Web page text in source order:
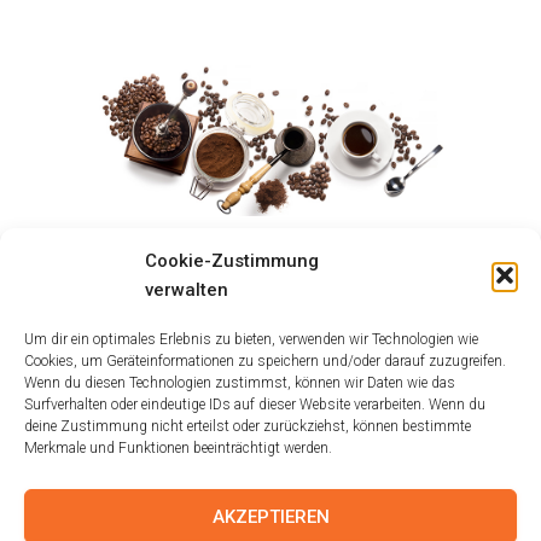
Cookie-Zustimmung
verwalten
Um dir ein optimales Erlebnis zu bieten, verwenden wir Technologien wie
Cookies, um Geräteinformationen zu speichern und/oder darauf zuzugreifen.
Wenn du diesen Technologien zustimmst, können wir Daten wie das
Surfverhalten oder eindeutige IDs auf dieser Website verarbeiten. Wenn du
deine Zustimmung nicht erteilst oder zurückziehst, können bestimmte
Merkmale und Funktionen beeinträchtigt werden.
AKZEPTIEREN
150 × 150|300 × 90| 750 × 225|